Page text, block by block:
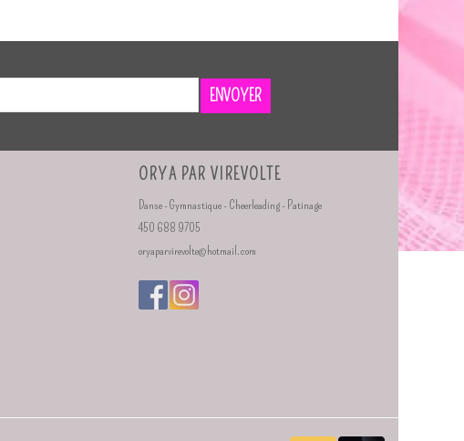
ENVOYER
ORYA PAR VIREVOLTE
Danse - Gymnastique - Cheerleading - Patinage
450 688 9705
oryaparvirevolte@hotmail.com